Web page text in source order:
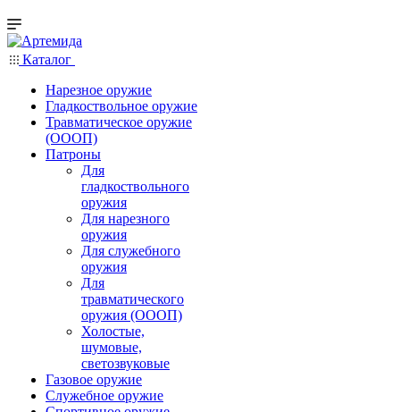
Каталог
Нарезное оружие
Гладкоствольное оружие
Травматическое оружие
(ОООП)
Патроны
Для
гладкоствольного
оружия
Для нарезного
оружия
Для служебного
оружия
Для
травматического
оружия (ОООП)
Холостые,
шумовые,
светозвуковые
Газовое оружие
Служебное оружие